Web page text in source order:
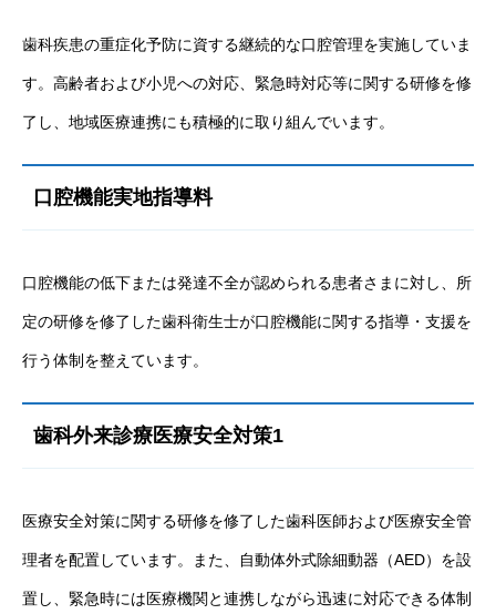
歯科疾患の重症化予防に資する継続的な口腔管理を実施していま
す。高齢者および小児への対応、緊急時対応等に関する研修を修
了し、地域医療連携にも積極的に取り組んでいます。
口腔機能実地指導料
口腔機能の低下または発達不全が認められる患者さまに対し、所
定の研修を修了した歯科衛生士が口腔機能に関する指導・支援を
行う体制を整えています。
歯科外来診療医療安全対策1
医療安全対策に関する研修を修了した歯科医師および医療安全管
理者を配置しています。また、自動体外式除細動器（AED）を設
置し、緊急時には医療機関と連携しながら迅速に対応できる体制